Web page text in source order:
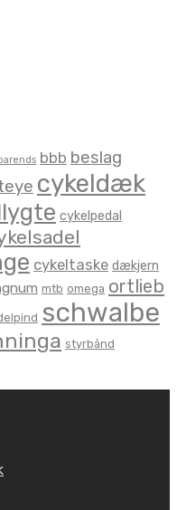
barends bbb beslag
cykeldæk
cykelpedal
cykeltaske dækjern
mtb omega ortlieb
schwalbe
styrbånd